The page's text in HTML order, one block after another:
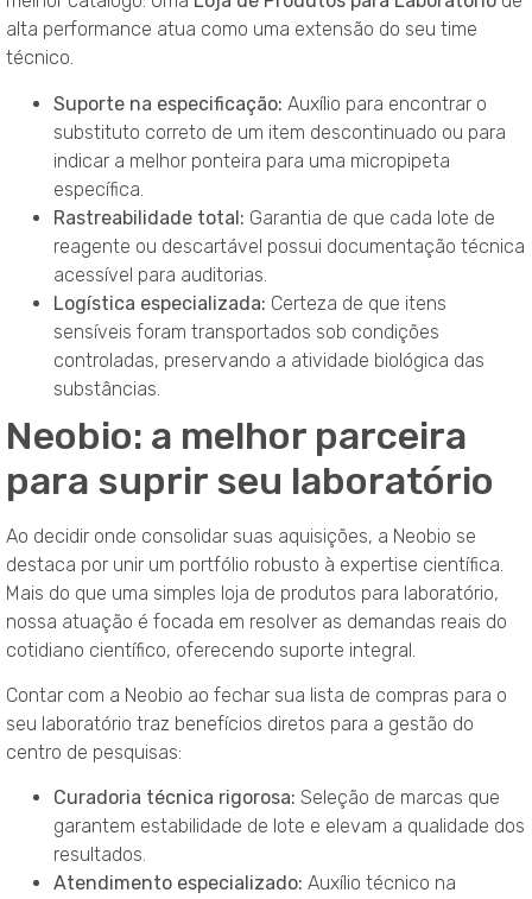
alta performance atua como uma extensão do seu time
técnico.
Suporte na especificação: Auxílio para encontrar o
substituto correto de um item descontinuado ou para
indicar a melhor ponteira para uma micropipeta
específica.
Rastreabilidade total: Garantia de que cada lote de
reagente ou descartável possui documentação técnica
acessível para auditorias.
Logística especializada: Certeza de que itens
sensíveis foram transportados sob condições
controladas, preservando a atividade biológica das
substâncias.
Neobio: a melhor parceira
para suprir seu laboratório
Ao decidir onde consolidar suas aquisições, a Neobio se
destaca por unir um portfólio robusto à expertise científica.
Mais do que uma simples loja de produtos para laboratório,
nossa atuação é focada em resolver as demandas reais do
cotidiano científico, oferecendo suporte integral.
Contar com a Neobio ao fechar sua lista de compras para o
seu laboratório traz benefícios diretos para a gestão do
centro de pesquisas:
Curadoria técnica rigorosa: Seleção de marcas que
garantem estabilidade de lote e elevam a qualidade dos
resultados.
Atendimento especializado: Auxílio técnico na